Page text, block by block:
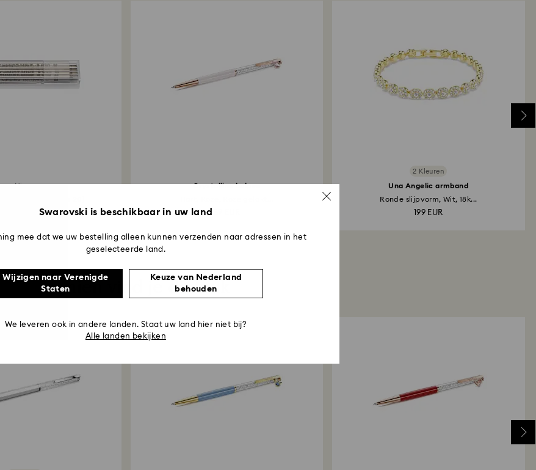
Nieuw
Crystalline balpen
2 Kleuren
Una Angelic armband
Ronde slijpvorm, Wit, 18k...
199 EUR
Misschien vind je dit leuk
Swarovski is beschikbaar in uw land
mee dat we uw bestelling alleen kunnen verzenden naar adressen in het
geselecteerde land.
Wijzigen naar Verenigde
Staten
Keuze van Nederland
behouden
We leveren ook in andere landen. Staat uw land hier niet bij?
Alle landen bekijken